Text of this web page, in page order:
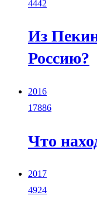
4442
Из
Россию?
2016
17886
Что
2017
4924